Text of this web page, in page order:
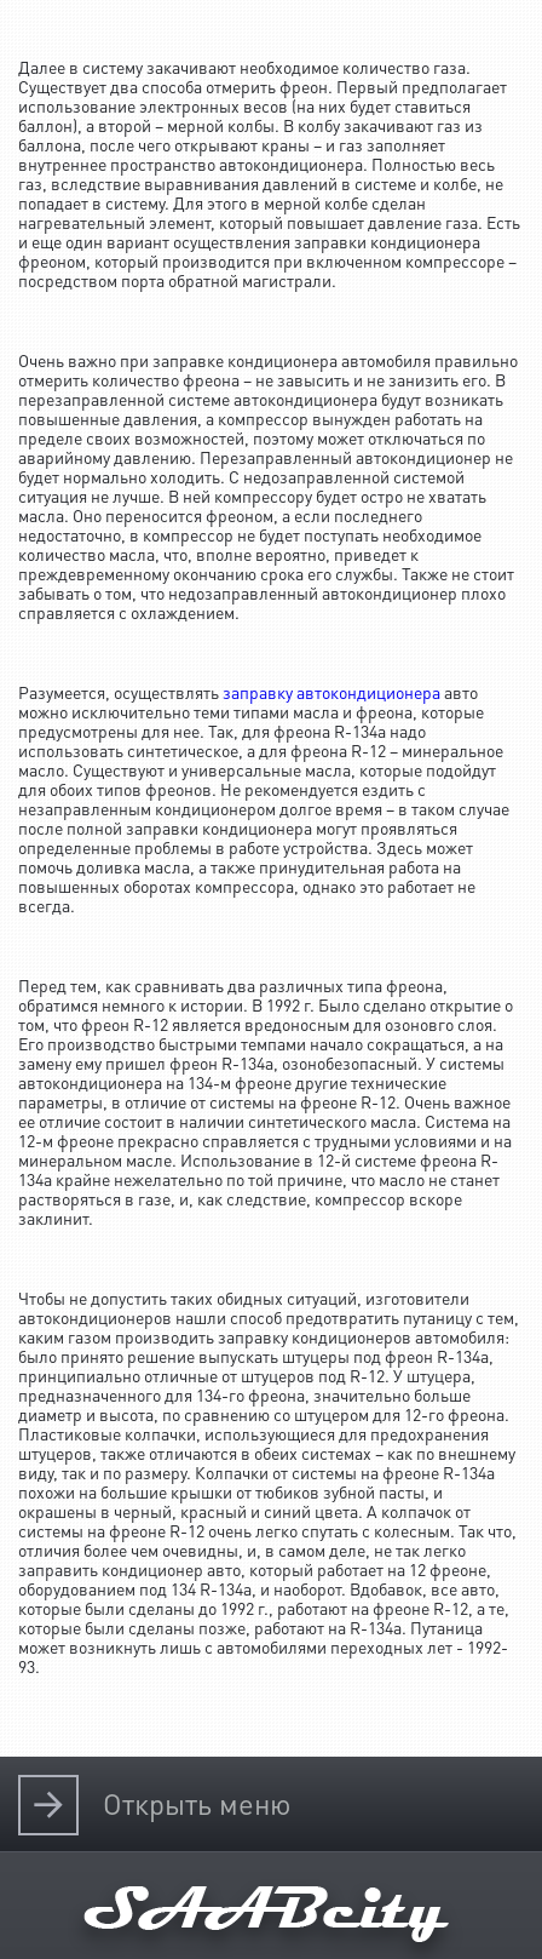
Далее в систему закачивают необходимое количество газа.
Существует два способа отмерить фреон. Первый предполагает
использование электронных весов (на них будет ставиться
баллон), а второй – мерной колбы. В колбу закачивают газ из
баллона, после чего открывают краны – и газ заполняет
внутреннее пространство автокондиционера. Полностью весь
газ, вследствие выравнивания давлений в системе и колбе, не
попадает в систему. Для этого в мерной колбе сделан
нагревательный элемент, который повышает давление газа. Есть
и еще один вариант осуществления заправки кондиционера
фреоном, который производится при включенном компрессоре –
посредством порта обратной магистрали.
Очень важно при заправке кондиционера автомобиля правильно
отмерить количество фреона – не завысить и не занизить его. В
перезаправленной системе автокондиционера будут возникать
повышенные давления, а компрессор вынужден работать на
пределе своих возможностей, поэтому может отключаться по
аварийному давлению. Перезаправленный автокондиционер не
будет нормально холодить. С недозаправленной системой
ситуация не лучше. В ней компрессору будет остро не хватать
масла. Оно переносится фреоном, а если последнего
недостаточно, в компрессор не будет поступать необходимое
количество масла, что, вполне вероятно, приведет к
преждевременному окончанию срока его службы. Также не стоит
забывать о том, что недозаправленный автокондиционер плохо
справляется с охлаждением.
Разумеется, осуществлятьзаправку автокондиционераавто
можно исключительно теми типами масла и фреона, которые
предусмотрены для нее. Так, для фреона R-134a надо
использовать синтетическое, а для фреона R-12 – минеральное
масло. Существуют и универсальные масла, которые подойдут
для обоих типов фреонов. Не рекомендуется ездить с
незаправленным кондиционером долгое время – в таком случае
после полной заправки кондиционера могут проявляться
определенные проблемы в работе устройства. Здесь может
помочь доливка масла, а также принудительная работа на
повышенных оборотах компрессора, однако это работает не
всегда.
Перед тем, как сравнивать два различных типа фреона,
обратимся немного к истории. В 1992 г. Было сделано открытие о
том, что фреон R-12 является вредоносным для озоновго слоя.
Его производство быстрыми темпами начало сокращаться, а на
замену ему пришел фреон R-134а, озонобезопасный. У системы
автокондиционера на 134-м фреоне другие технические
параметры, в отличие от системы на фреоне R-12. Очень важное
ее отличие состоит в наличии синтетического масла. Система на
12-м фреоне прекрасно справляется с трудными условиями и на
минеральном масле. Использование в 12-й системе фреона R-
134а крайне нежелательно по той причине, что масло не станет
растворяться в газе, и, как следствие, компрессор вскоре
заклинит.
Чтобы не допустить таких обидных ситуаций, изготовители
автокондиционеров нашли способ предотвратить путаницу с тем,
каким газом производить заправку кондиционеров автомобиля:
было принято решение выпускать штуцеры под фреон R-134а,
принципиально отличные от штуцеров под R-12. У штуцера,
предназначенного для 134-го фреона, значительно больше
диаметр и высота, по сравнению со штуцером для 12-го фреона.
Пластиковые колпачки, использующиеся для предохранения
штуцеров, также отличаются в обеих системах – как по внешнему
виду, так и по размеру. Колпачки от системы на фреоне R-134а
похожи на большие крышки от тюбиков зубной пасты, и
окрашены в черный, красный и синий цвета. А колпачок от
системы на фреоне R-12 очень легко спутать с колесным. Так что,
отличия более чем очевидны, и, в самом деле, не так легко
заправить кондиционер авто, который работает на 12 фреоне,
оборудованием под 134 R-134а, и наоборот. Вдобавок, все авто,
которые были сделаны до 1992 г., работают на фреоне R-12, а те,
которые были сделаны позже, работают на R-134а. Путаница
может возникнуть лишь с автомобилями переходных лет - 1992-
93.
Открыть меню